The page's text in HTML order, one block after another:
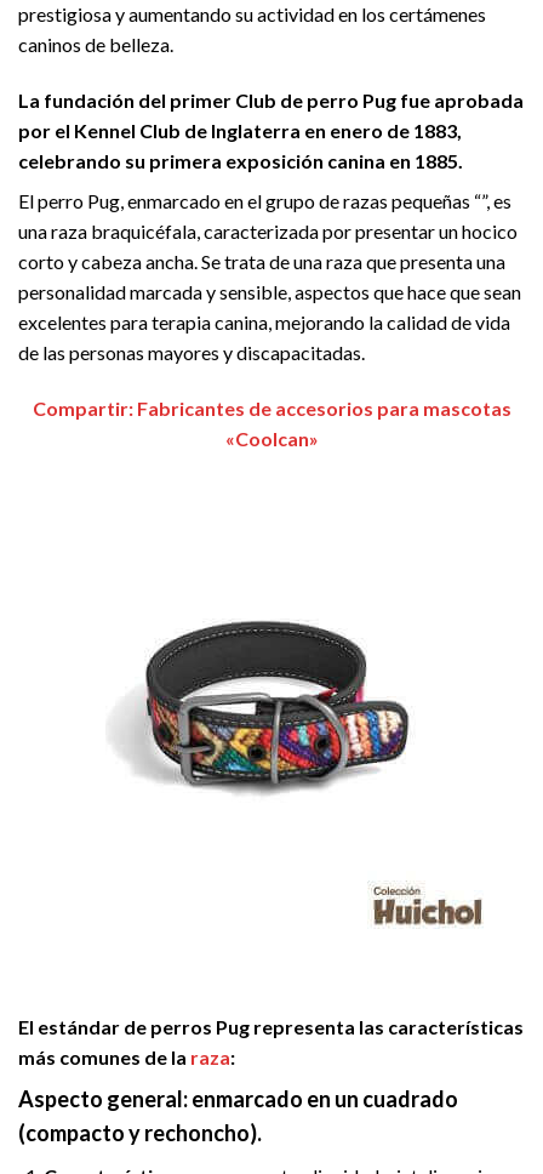
prestigiosa y aumentando su actividad en los certámenes
caninos de belleza.
La fundación del primer Club de perro Pug fue aprobada
por el Kennel Club de Inglaterra en enero de 1883,
celebrando su primera exposición canina en 1885.
El perro Pug, enmarcado en el grupo de razas pequeñas “”, es
una raza braquicéfala, caracterizada por presentar un hocico
corto y cabeza ancha. Se trata de una raza que presenta una
personalidad marcada y sensible, aspectos que hace que sean
excelentes para terapia canina, mejorando la calidad de vida
de las personas mayores y discapacitadas.
Compartir: Fabricantes de accesorios para mascotas
«Coolcan»
El estándar de perros Pug representa las características
más comunes de la raza:
Aspecto general: enmarcado en un cuadrado
(compacto y rechoncho).